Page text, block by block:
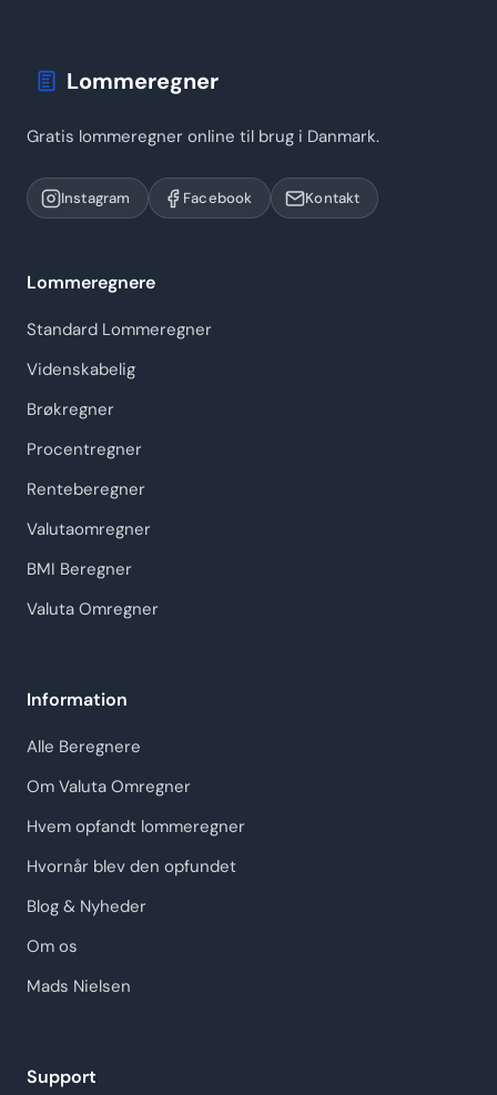
Lommeregner
Gratis lommeregner online til brug i Danmark.
Instagram Facebook Kontakt
Lommeregnere
Standard Lommeregner
Videnskabelig
Brøkregner
Procentregner
Renteberegner
Valutaomregner
BMI Beregner
Valuta Omregner
Information
Alle Beregnere
Om Valuta Omregner
Hvem opfandt lommeregner
Hvornår blev den opfundet
Blog & Nyheder
Om os
Mads Nielsen
Support